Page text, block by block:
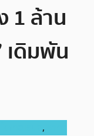
1 ล้าน
เดิมพัน
,